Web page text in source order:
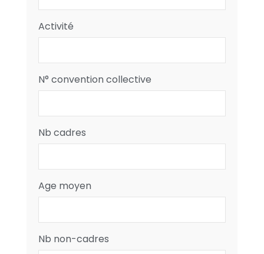
Activité
N° convention collective
Nb cadres
Age moyen
Nb non-cadres